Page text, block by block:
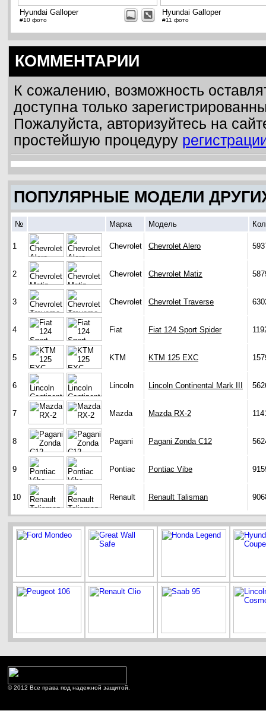
Hyundai Galloper
#10 фото
Hyundai Galloper
#11 фото
КОММЕНТАРИИ
К сожалению, возможность
доступна только
Пожалуйста, авторизуйтесь на
простейшую процедуру
ПОПУЛЯРНЫЕ МОДЕЛИ
№ Марка Модель
1 Chevrolet Chevrolet Alero
2 Chevrolet Chevrolet Matiz
3 Chevrolet Chevrolet Traverse
4 Fiat Fiat 124 Sport Spider
5 KTM KTM 125 EXC
6 Lincoln Lincoln Continental Mark III
7 Mazda Mazda RX-2
8 Pagani Pagani Zonda C12
9 Pontiac Pontiac Vibe
10 Renault Renault Talisman
© 2012 Все права под надежной защитой.